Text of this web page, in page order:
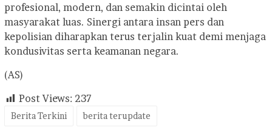
profesional, modern, dan semakin dicintai oleh
masyarakat luas. Sinergi antara insan pers dan
kepolisian diharapkan terus terjalin kuat demi menjaga
kondusivitas serta keamanan negara.
(AS)
Post Views: 237
Berita Terkini berita terupdate